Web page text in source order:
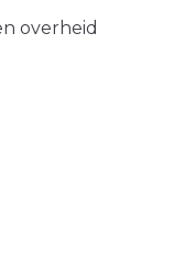
overheid